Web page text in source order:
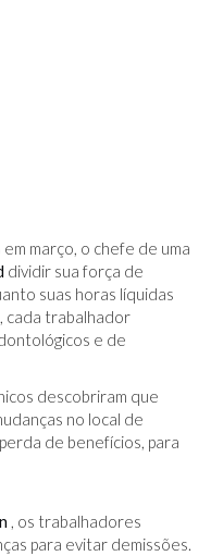
março, o chefe de uma
dividir sua força de
suas horas líquidas
cada trabalhador
e de
descobriram que
no local de
de benefícios, para
, os trabalhadores
para evitar demissões.